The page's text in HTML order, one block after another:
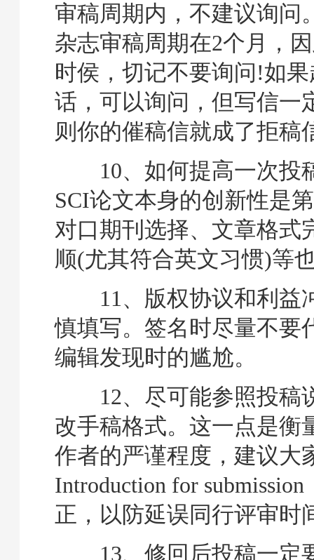
审稿周期内，不建议询问
杂志审稿周期在2个月，
时侯，切记不要询问!如
话，可以询问，但写信一
则你的催稿信就成了拒稿
10、如何提高一次投
SCI论文本身的创新性是
对口期刊选择、文章格式
顺(尤其符合英文习惯)等
11、版权协议和利益
慎填写。签名时尽量不要
编辑发现时的尴尬。
12、尽可能参照投稿
改手稿格式。这一点是衡
作者的严谨程度，建议大
Introduction for
正，以防延误同行评审时
13、修回后投稿一定